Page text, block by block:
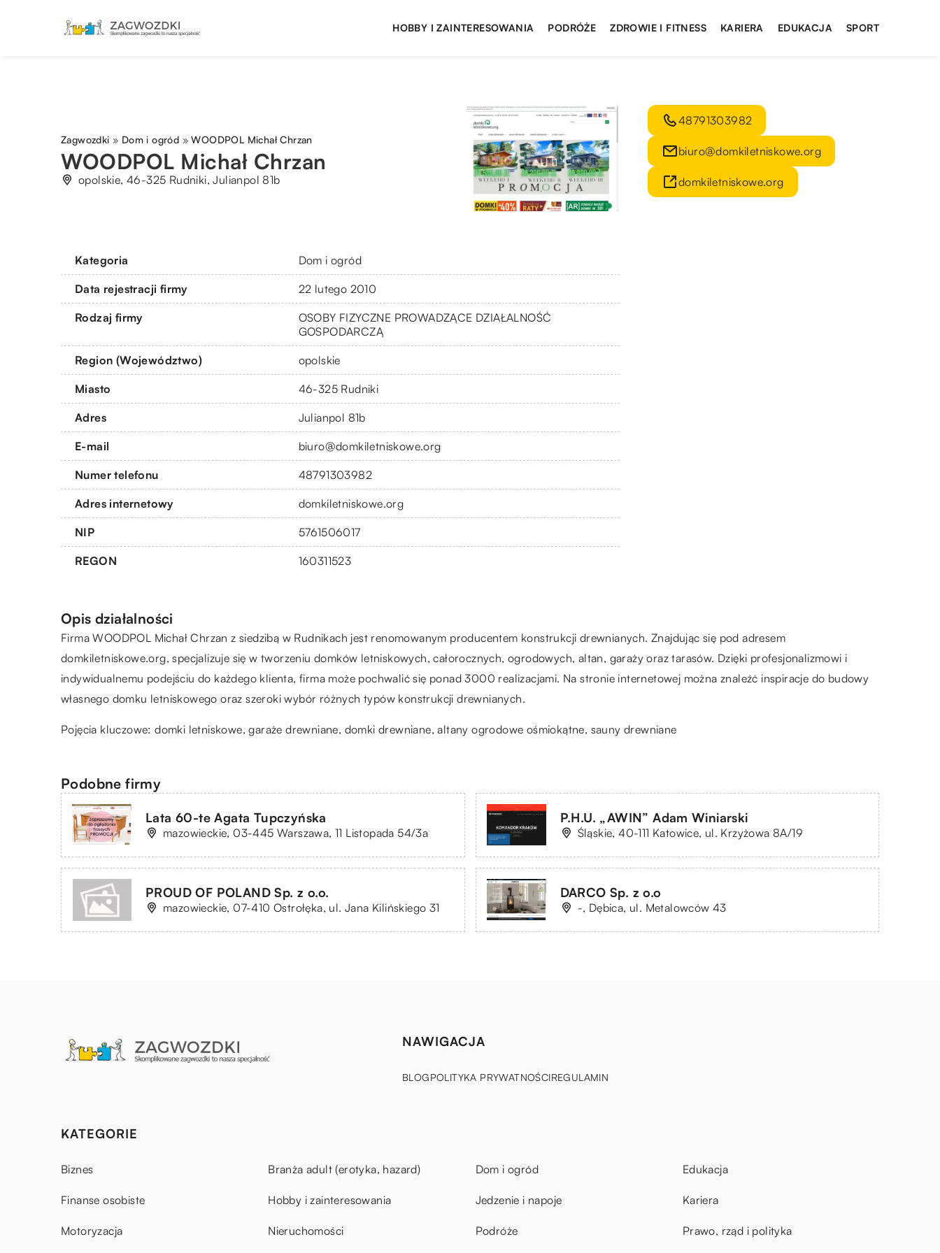
HOBBY I ZAINTERESOWANIA PODRÓŻE ZDROWIE I FITNESS KARIERA EDUKACJA SPORT
Zagwozdki » Dom i ogród »WOODPOL Michał Chrzan
WOODPOL Michał Chrzan
opolskie, 46-325 Rudniki, Julianpol 81b
Kategoria Dom i ogród
Data rejestracji firmy 22 lutego 2010
Rodzaj firmy
OSOBY FIZYCZNE PROWADZĄCE DZIAŁALNOŚĆ
GOSPODARCZĄ
Region (Województwo) opolskie
Miasto 46-325 Rudniki
Adres Julianpol 81b
E-mail biuro@domkiletniskowe.org
Numer telefonu 48791303982
Adres internetowy domkiletniskowe.org
NIP 5761506017
REGON 160311523
48791303982
biuro@domkiletniskowe.org
domkiletniskowe.org
Opis działalności
Firma WOODPOL Michał Chrzan z siedzibą w Rudnikach jest renomowanym producentem konstrukcji drewnianych. Znajdując się pod adresem
domkiletniskowe.org, specjalizuje się w tworzeniu domków letniskowych, całorocznych, ogrodowych, altan, garaży oraz tarasów. Dzięki profesjonalizmowi i
indywidualnemu podejściu do każdego klienta, firma może pochwalić się ponad 3000 realizacjami. Na stronie internetowej można znaleźć inspiracje do budowy
własnego domku letniskowego oraz szeroki wybór różnych typów konstrukcji drewnianych.
Pojęcia kluczowe: domki letniskowe, garaże drewniane, domki drewniane,altany ogrodowe ośmiokątne, sauny drewniane
Podobne firmy
Lata 60-te Agata Tupczyńska
mazowieckie, 03-445 Warszawa, 11 Listopada 54/3a
P.H.U. „AWIN” Adam Winiarski
Śląskie, 40-111 Katowice, ul. Krzyżowa 8A/19
PROUD OF POLAND Sp. z o.o.
mazowieckie, 07-410 Ostrołęka, ul. Jana Kilińskiego 31
DARCO Sp. z o.o
-, Dębica, ul. Metalowców 43
NAWIGACJA
BLOGPOLITYKA PRYWATNOŚCIREGULAMIN
KATEGORIE
Biznes Branża adult (erotyka, hazard) Dom i ogród Edukacja
Finanse osobiste Hobby i zainteresowania Jedzenie i napoje Kariera
Motoryzacja Nieruchomości Podróże Prawo, rząd i polityka